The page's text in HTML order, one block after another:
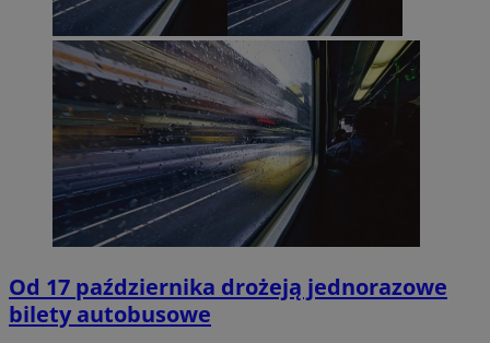
Od 17 października drożeją jednorazowe
bilety autobusowe